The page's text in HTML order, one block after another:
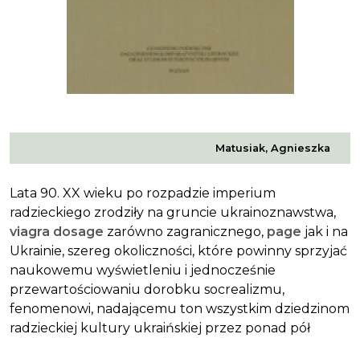
Matusiak, Agnieszka
Lata 90. XX wieku po rozpadzie imperium
radzieckiego zrodziły na gruncie ukrainoznawstwa,
viagra dosage zarówno zagranicznego, page jak i na
Ukrainie, szereg okoliczności, które powinny sprzyjać
naukowemu wyświetleniu i jednocześnie
przewartościowaniu dorobku socrealizmu,
fenomenowi, nadającemu ton wszystkim dziedzinom
radzieckiej kultury ukraińskiej przez ponad pół